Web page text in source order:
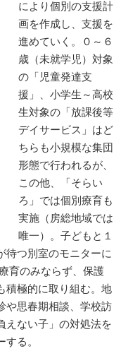
により個別の支援計
画を作成し、支援を
進めていく。０～６
歳（未就学児）対象
の「児童発達支
援」、小学生～高校
生対象の「放課後等
デイサービス」はど
ちらも小規模な集団
形態で行われるが、
この他、「そらい
ろ」では個別療育も
実施（房総地域では
唯一）。子どもと１
待つ別室のモニターに
育のみならず、保護
積極的に取り組む。地
や思春期相談、学校訪
えない子」の対処法を
る。